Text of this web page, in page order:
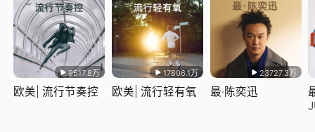
9517.8万
欧美| 流行节奏控
17806.1万
欧美| 流行轻有氧
23727.3万
最·陈奕迅